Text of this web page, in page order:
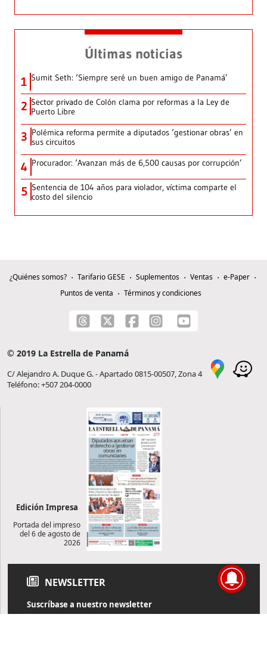
Últimas noticias
1 Sumit Seth: ‘Siempre seré un buen amigo de Panamá’
2 Sector privado de Colón clama por reformas a la Ley de
Puerto Libre
3 Polémica reforma permite a diputados ‘gestionar obras’ en
sus circuitos
4 Procurador: ‘Avanzan más de 6,500 causas por corrupción’
5 Sentencia de 104 años para violador, víctima comparte el
costo del silencio
¿Quiénes somos? Tarifario GESE Suplementos Ventas
e-Paper
Puntos de venta
Términos y condiciones
© 2019 La Estrella de Panamá
C/ Alejandro A. Duque G. - Apartado 0815-00507, Zona 4
Teléfono: +507 204-0000
Edición Impresa
Portada del impreso
del 6 de agosto de
2026
NEWSLETTER
Suscríbase a nuestro newsletter
Reciba diariamente información de actualidad directamente en